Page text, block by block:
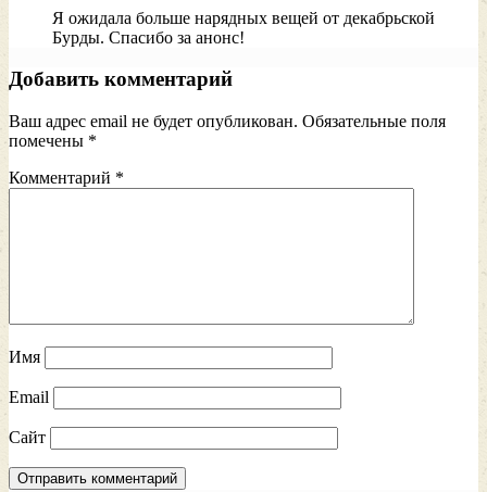
Я ожидала больше нарядных вещей от декабрьской
Бурды. Спасибо за анонс!
Добавить комментарий
Ваш адрес email не будет опубликован. Обязательные поля
помечены *
Комментарий *
Имя
Email
Сайт